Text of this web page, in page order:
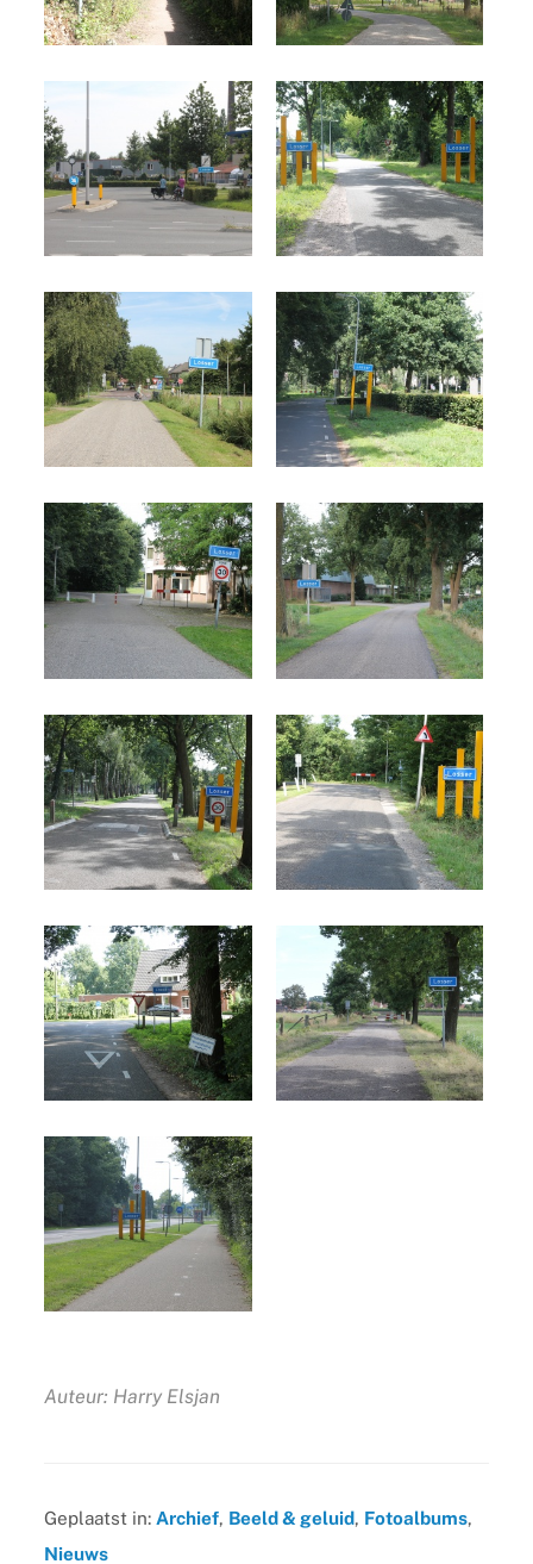
Auteur: Harry Elsjan
Geplaatst in: Archief, Beeld & geluid, Fotoalbums,
Nieuws